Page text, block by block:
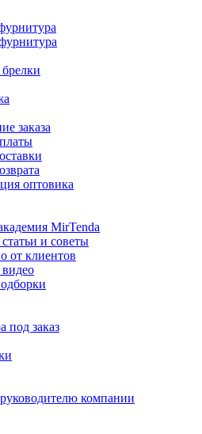
заказа
оптовика
MirTenda
и советы
от клиентов
под заказ
компании